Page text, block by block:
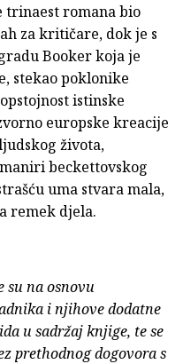
trinaest romana bio
za kritičare, dok je s
Booker koja je
stekao poklonike
istinske
europske kreacije
života,
beckettovskog
uma stvara mala,
remek djela.
su na osnovu
i njihove dodatne
u sadržaj knjige, te se
prethodnog dogovora s